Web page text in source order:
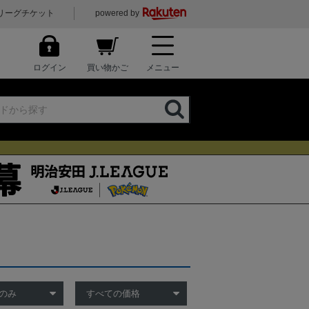
ーグチケット powered by
ログイン 買い物かご メニュー